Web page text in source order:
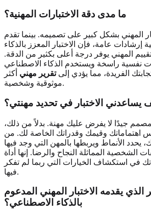
ما مدى دقة الاختبارات المهنية؟
المهني بشكل كبير على تصميمه. بينما تقدم
إرشادات عامة، فإن الاختبار المعزز بالذكاء
المهني يوفر درجة أعلى بكثير من الدقة.
نفسية راسخة ويستخدم الذكاء الاصطناعي
الفريدة، مما يؤدي إلىتقرير مهني أكثر
موثوقية وشخصية.
يساعدني الاختبار في تحديد مهنتي؟
جيدًا لا يفرض عليك مهنة. بدلاً من ذلك،
اهتماماتك وقيمك وقدراتك الخاصة لك. من
يحدد الأنماط ويربطها بالمهن التي وجد فيها
الشخصية المماثلة النجاح والرضا. إنها أداة
في استكشاف الخيارات التي ربما لم تفكر
فيها.
الذي يقدمه الاختبار المهني المدعوم
بالذكاء الاصطناعي؟